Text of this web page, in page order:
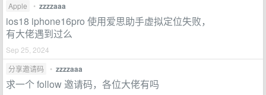
Apple • zzzzaaa
ios18 iphone16pro 使用爱思助手虚拟定位失败，
有大佬遇到过么
Sep 25, 2024
分享邀请码
• zzzzaaa
求一个 follow 邀请码，各位大佬有吗